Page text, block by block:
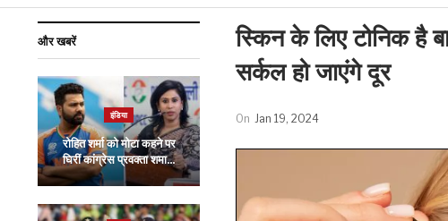
स्किन के लिए टोनिक है
सर्कल हो जाएंगे दूर
On Jan 19, 2024
और खबरें
इंडिया
रोहित शर्मा को मोटा कहने पर
घिरीं कांग्रेस प्रवक्ता शमा…
IPL 2024: कोहली की